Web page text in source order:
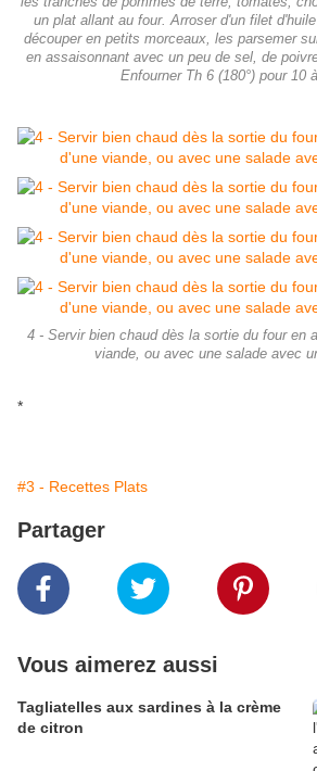
un plat allant au four. Arroser d'un filet
découper en petits morceaux, les parsemer
en assaisonnant avec un peu de sel, de
Enfourner Th 6 (180°) pour 10
4 - Servir bien chaud dès la sortie du four en
viande, ou avec une salade avec
*
#3 - Recettes Plats
Partager
Vous aimerez aussi
Tagliatelles aux sardines à la crème
de citron